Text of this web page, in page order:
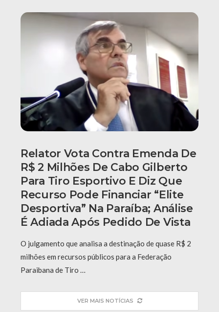
Relator Vota Contra Emenda De
R$ 2 Milhões De Cabo Gilberto
Para Tiro Esportivo E Diz Que
Recurso Pode Financiar “elite
Desportiva” Na Paraíba; Análise
É Adiada Após Pedido De Vista
O julgamento que analisa a destinação de quase R$ 2
milhões em recursos públicos para a Federação
Paraibana de Tiro …
VER MAIS NOTÍCIAS